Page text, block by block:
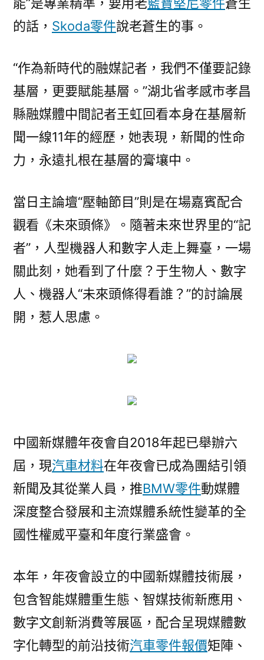
的話， Skoda零件說老蒼生的事。
“作為新時代的融媒記者，我們不僅要記錄
基層，更要賦能基層。”湖北省孝感市孝昌
縣融媒體中間記者王虹回看本身在基層新
聞一線11年的經歷，她表現，新聞的性命
力，永遠扎根在基層的膏壤中。
當日主論壇“壓軸節目”則是在場嘉賓配合
觀看《未來頭條》。隨著未來世界里的“記
者”，人型機器人和數字人走上舞臺，一場
關此刻，她看到了什麼？于生物人、數字
人、機器人“未來頭條得看誰？”的討論展
開，惹人思慮。
中國新媒體年夜會自2018年起已舉辦六
屆，現汽車材料在年夜會已成為團結引領
新聞及其從業人員，推BMW零件動媒體
深度整合發展和主流媒體系統性變革的全
國性權威平臺和年度行業盛會。
本年，年夜會設立的中國新媒體技術展，
包含智能媒體重生態、智媒技術新應用、
數字文創新消費等展區，配合呈現媒體數
字化轉型的前沿技術汽車零件報價矩陣、